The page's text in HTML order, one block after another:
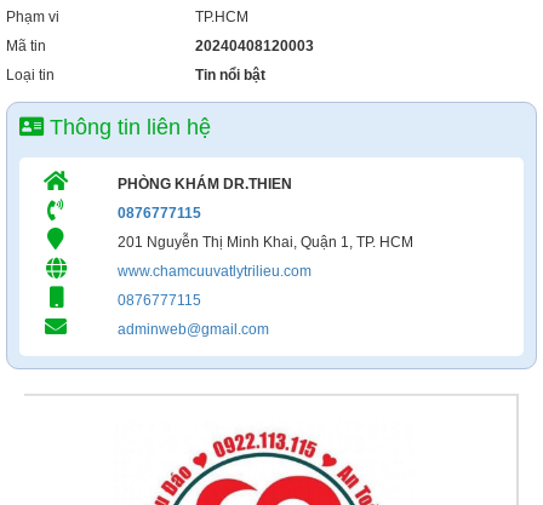
Phạm vi
TP.HCM
Mã tin
20240408120003
Loại tin
Tin nổi bật
Thông tin liên hệ
PHÒNG KHÁM DR.THIEN
0876777115
201 Nguyễn Thị Minh Khai, Quận 1, TP. HCM
www.chamcuuvatlytrilieu.com
0876777115
adminweb@gmail.com